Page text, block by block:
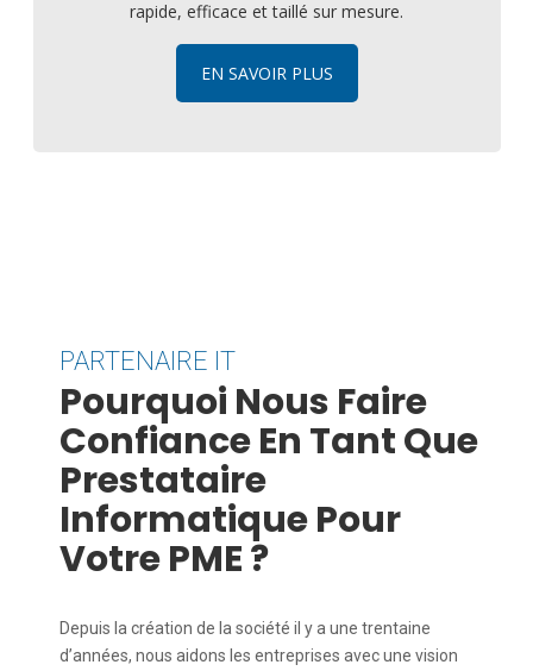
rapide, efficace et taillé sur mesure.
EN SAVOIR PLUS
PARTENAIRE IT
Pourquoi Nous Faire
Confiance En Tant Que
Prestataire
Informatique Pour
Votre PME ?
Depuis la création de la société il y a une trentaine
d’années, nous aidons les entreprises avec une vision